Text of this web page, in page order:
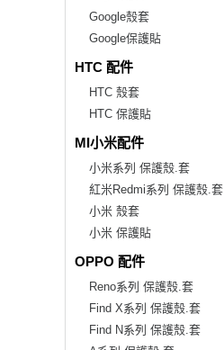
Google殼套
Google保護貼
HTC 配件
HTC 殼套
HTC 保護貼
MI小米配件
小米系列 保護殼.套
紅米Redmi系列 保護殼.套
小米 殼套
小米 保護貼
OPPO 配件
Reno系列 保護殼.套
Find X系列 保護殼.套
Find N系列 保護殼.套